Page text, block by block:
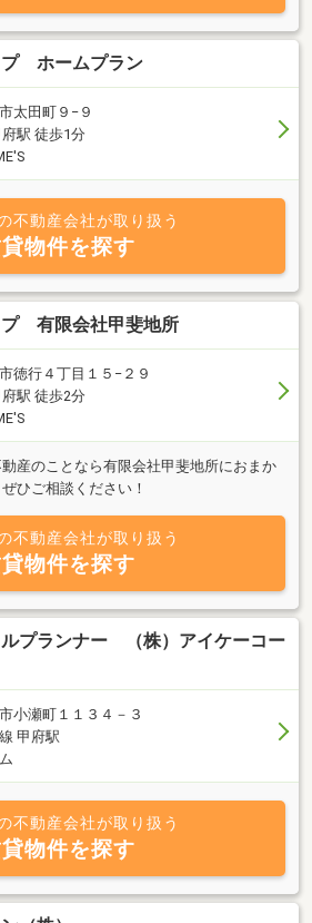
プ ホームプラン
太田町９−９
駅 徒歩1分
不動産会社が取り扱う
物件を探す
プ 有限会社甲斐地所
徳行４丁目１５−２９
駅 徒歩2分
産のことなら有限会社甲斐地所におまか
ひご相談ください！
不動産会社が取り扱う
物件を探す
プランナー （株）アイケーコー
小瀬町１１３４－３
甲府駅
不動産会社が取り扱う
物件を探す